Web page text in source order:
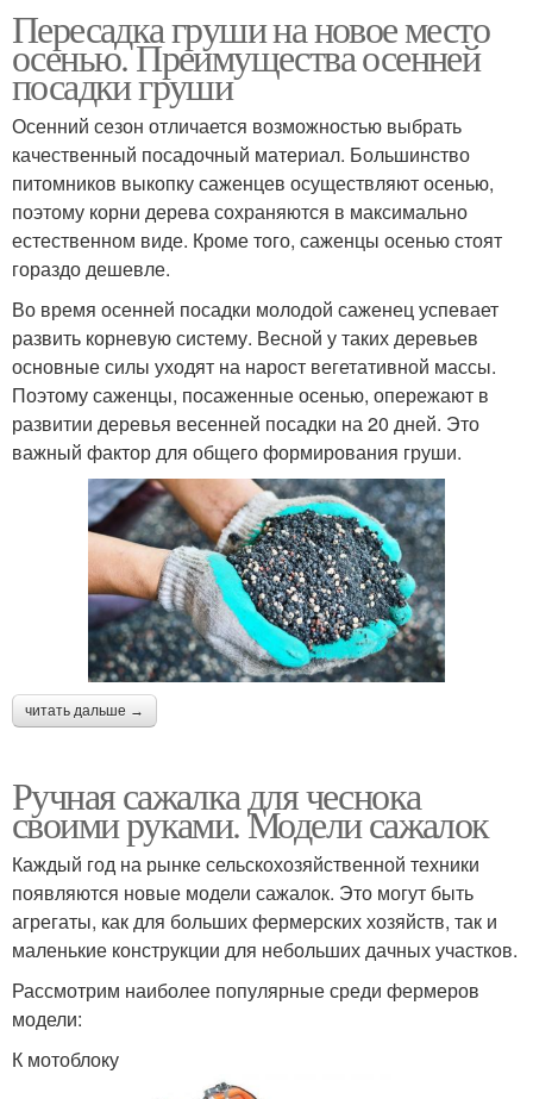
Пересадка груши на новое место
осенью. Преимущества осенней
посадки груши
Осенний сезон отличается возможностью выбрать
качественный посадочный материал. Большинство
питомников выкопку саженцев осуществляют осенью,
поэтому корни дерева сохраняются в максимально
естественном виде. Кроме того, саженцы осенью стоят
гораздо дешевле.
Во время осенней посадки молодой саженец успевает
развить корневую систему. Весной у таких деревьев
основные силы уходят на нарост вегетативной массы.
Поэтому саженцы, посаженные осенью, опережают в
развитии деревья весенней посадки на 20 дней. Это
важный фактор для общего формирования груши.
читать дальше →
Ручная сажалка для чеснока
своими руками. Модели сажалок
Каждый год на рынке сельскохозяйственной техники
появляются новые модели сажалок. Это могут быть
агрегаты, как для больших фермерских хозяйств, так и
маленькие конструкции для небольших дачных участков.
Рассмотрим наиболее популярные среди фермеров
модели:
К мотоблоку